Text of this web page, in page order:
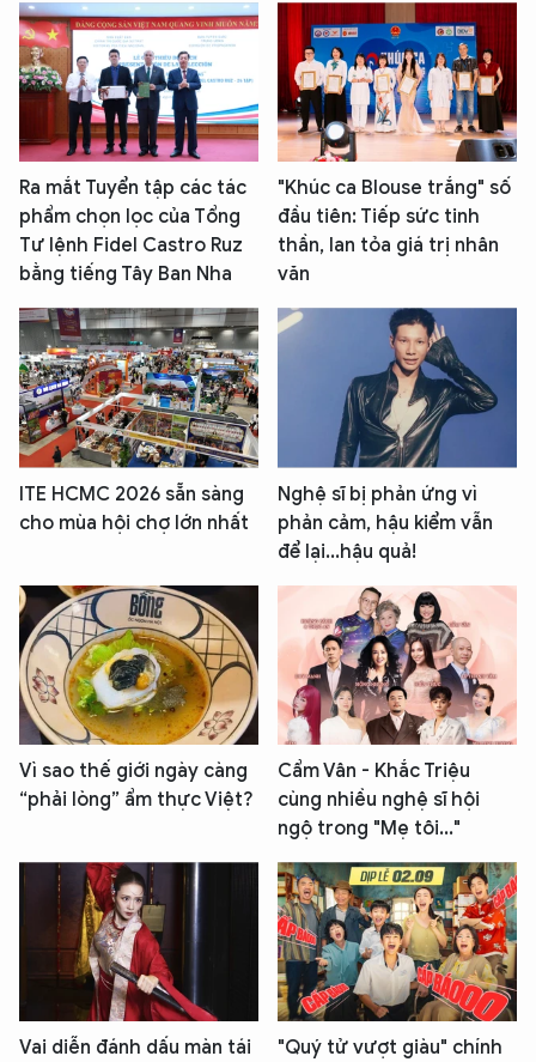
Ra mắt Tuyển tập các tác
phẩm chọn lọc của Tổng
Tư lệnh Fidel Castro Ruz
bằng tiếng Tây Ban Nha
"Khúc ca Blouse trắng" số
đầu tiên: Tiếp sức tinh
thần, lan tỏa giá trị nhân
văn
ITE HCMC 2026 sẵn sàng
cho mùa hội chợ lớn nhất
Nghệ sĩ bị phản ứng vì
phản cảm, hậu kiểm vẫn
để lại...hậu quả!
Vì sao thế giới ngày càng
“phải lòng” ẩm thực Việt?
Cẩm Vân - Khắc Triệu
cùng nhiều nghệ sĩ hội
ngộ trong "Mẹ tôi..."
Vai diễn đánh dấu màn tái
"Quý tử vượt giàu" chính